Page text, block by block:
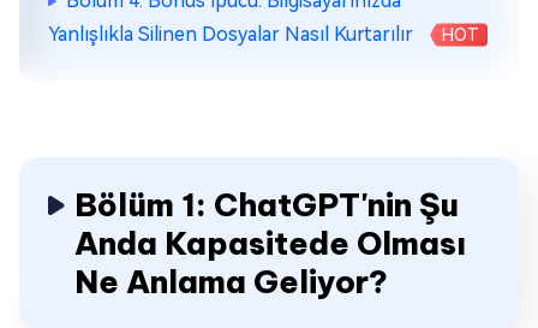
Yanlışlıkla Silinen Dosyalar Nasıl Kurtarılır
HOT
Bölüm 1: ChatGPT'nin Şu
Anda Kapasitede Olması
Ne Anlama Geliyor?